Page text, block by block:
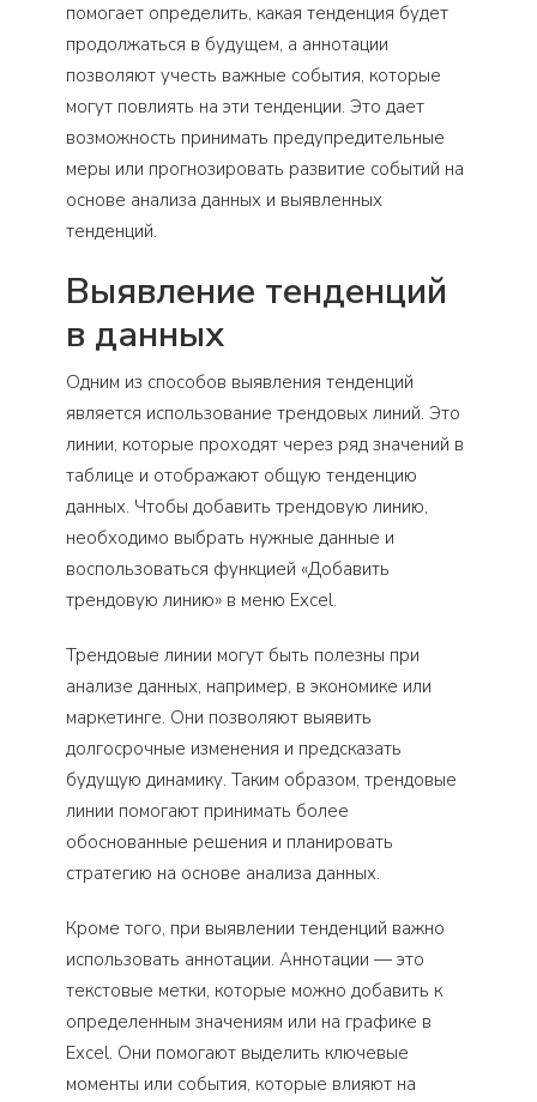
помогает определить, какая тенденция будет
продолжаться в будущем, а аннотации
позволяют учесть важные события, которые
могут повлиять на эти тенденции. Это дает
возможность принимать предупредительные
меры или прогнозировать развитие событий на
основе анализа данных и выявленных
тенденций.
Выявление тенденций
в данных
Одним из способов выявления тенденций
является использование трендовых линий. Это
линии, которые проходят через ряд значений в
таблице и отображают общую тенденцию
данных. Чтобы добавить трендовую линию,
необходимо выбрать нужные данные и
воспользоваться функцией «Добавить
трендовую линию» в меню Excel.
Трендовые линии могут быть полезны при
анализе данных, например, в экономике или
маркетинге. Они позволяют выявить
долгосрочные изменения и предсказать
будущую динамику. Таким образом, трендовые
линии помогают принимать более
обоснованные решения и планировать
стратегию на основе анализа данных.
Кроме того, при выявлении тенденций важно
использовать аннотации. Аннотации — это
текстовые метки, которые можно добавить к
определенным значениям или на графике в
Excel. Они помогают выделить ключевые
моменты или события, которые влияют на